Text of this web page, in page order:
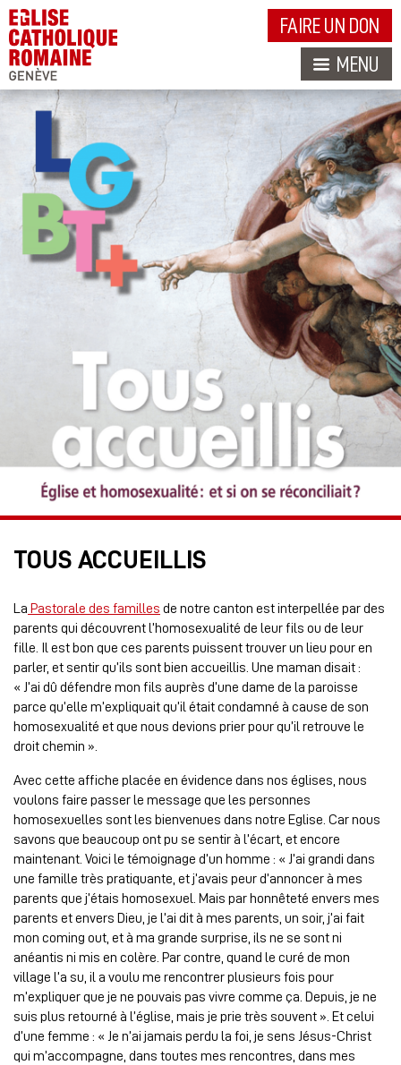
FAIRE UN DON
MENU
TOUS ACCUEILLIS
La Pastorale des familles de notre canton est interpellée par des
parents qui découvrent l’homosexualité de leur fils ou de leur
fille. Il est bon que ces parents puissent trouver un lieu pour en
parler, et sentir qu’ils sont bien accueillis. Une maman disait :
« J’ai dû défendre mon fils auprès d’une dame de la paroisse
parce qu’elle m’expliquait qu’il était condamné à cause de son
homosexualité et que nous devions prier pour qu’il retrouve le
droit chemin ».
Avec cette affiche placée en évidence dans nos églises, nous
voulons faire passer le message que les personnes
homosexuelles sont les bienvenues dans notre Eglise. Car nous
savons que beaucoup ont pu se sentir à l’écart, et encore
maintenant. Voici le témoignage d’un homme : « J’ai grandi dans
une famille très pratiquante, et j’avais peur d’annoncer à mes
parents que j’étais homosexuel. Mais par honnêteté envers mes
parents et envers Dieu, je l’ai dit à mes parents, un soir, j’ai fait
mon coming out, et à ma grande surprise, ils ne se sont ni
anéantis ni mis en colère. Par contre, quand le curé de mon
village l’a su, il a voulu me rencontrer plusieurs fois pour
m’expliquer que je ne pouvais pas vivre comme ça. Depuis, je ne
suis plus retourné à l’église, mais je prie très souvent ». Et celui
d’une femme : « Je n’ai jamais perdu la foi, je sens Jésus-Christ
qui m’accompagne, dans toutes mes rencontres, dans mes